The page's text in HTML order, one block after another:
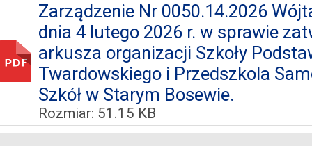
Zarządzenie Nr 0050.14.2026
dnia 4 lutego 2026 r. w sprawie
arkusza organizacji Szkoły
Twardowskiego i Przedszkola
Szkół w Starym Bosewie.
Rozmiar: 51.15 KB